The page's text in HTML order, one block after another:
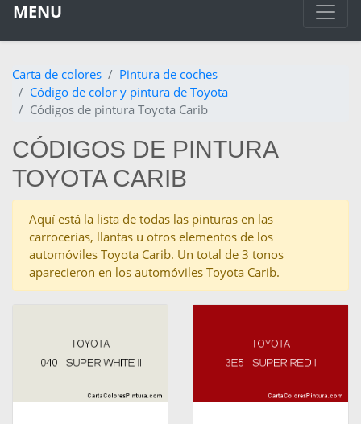
MENU
Carta de colores
Pintura de coches
Código de color y pintura de Toyota
Códigos de pintura Toyota Carib
CÓDIGOS DE PINTURA
TOYOTA CARIB
Aquí está la lista de todas las pinturas en las
carrocerías, llantas u otros elementos de los
automóviles Toyota Carib. Un total de 3 tonos
aparecieron en los automóviles Toyota Carib.